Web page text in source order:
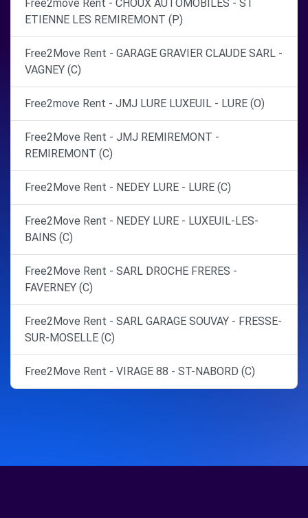
Free2move Rent - CHOUX AUTOMOBILES - ST
ETIENNE LES REMIREMONT (P)
Free2Move Rent - GARAGE GRAVIER CLAUDE SARL -
VAGNEY (C)
Free2move Rent - JMJ LURE LUXEUIL - LURE (O)
Free2Move Rent - JMJ REMIREMONT -
REMIREMONT (C)
Free2Move Rent - NEDEY LURE - LURE (C)
Free2Move Rent - NEDEY LURE - LUXEUIL-LES-
BAINS (C)
Free2Move Rent - SARL DROCHE FRERES -
FAVERNEY (C)
Free2Move Rent - SARL GARAGE SOUVAY - FRESSE-
SUR-MOSELLE (C)
Free2Move Rent - VIRAGE 88 - ST-NABORD (C)